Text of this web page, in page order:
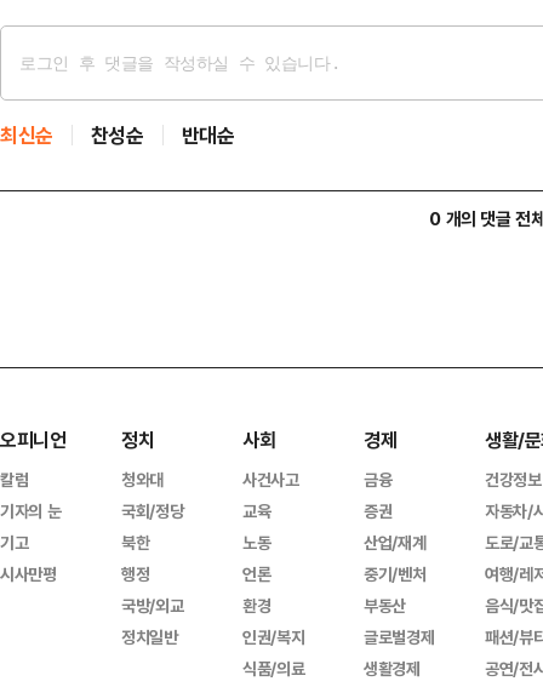
최신순 찬성순 반대순
0 개의 댓글 전
오피니언
칼럼
기자의 눈
기고
시사만평
정치
청와대
국회/정당
북한
행정
국방/외교
정치일반
사회
사건사고
교육
노동
언론
환경
인권/복지
식품/의료
경제
금융
증권
산업/재계
중기/벤처
부동산
글로벌경제
생활경제
생활/
건강정보
자동차/
도로/교
여행/레
음식/맛
패션/뷰
공연/전